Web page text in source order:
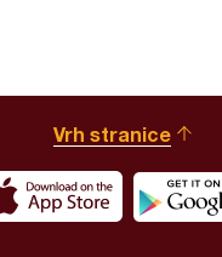
Vrh stranice